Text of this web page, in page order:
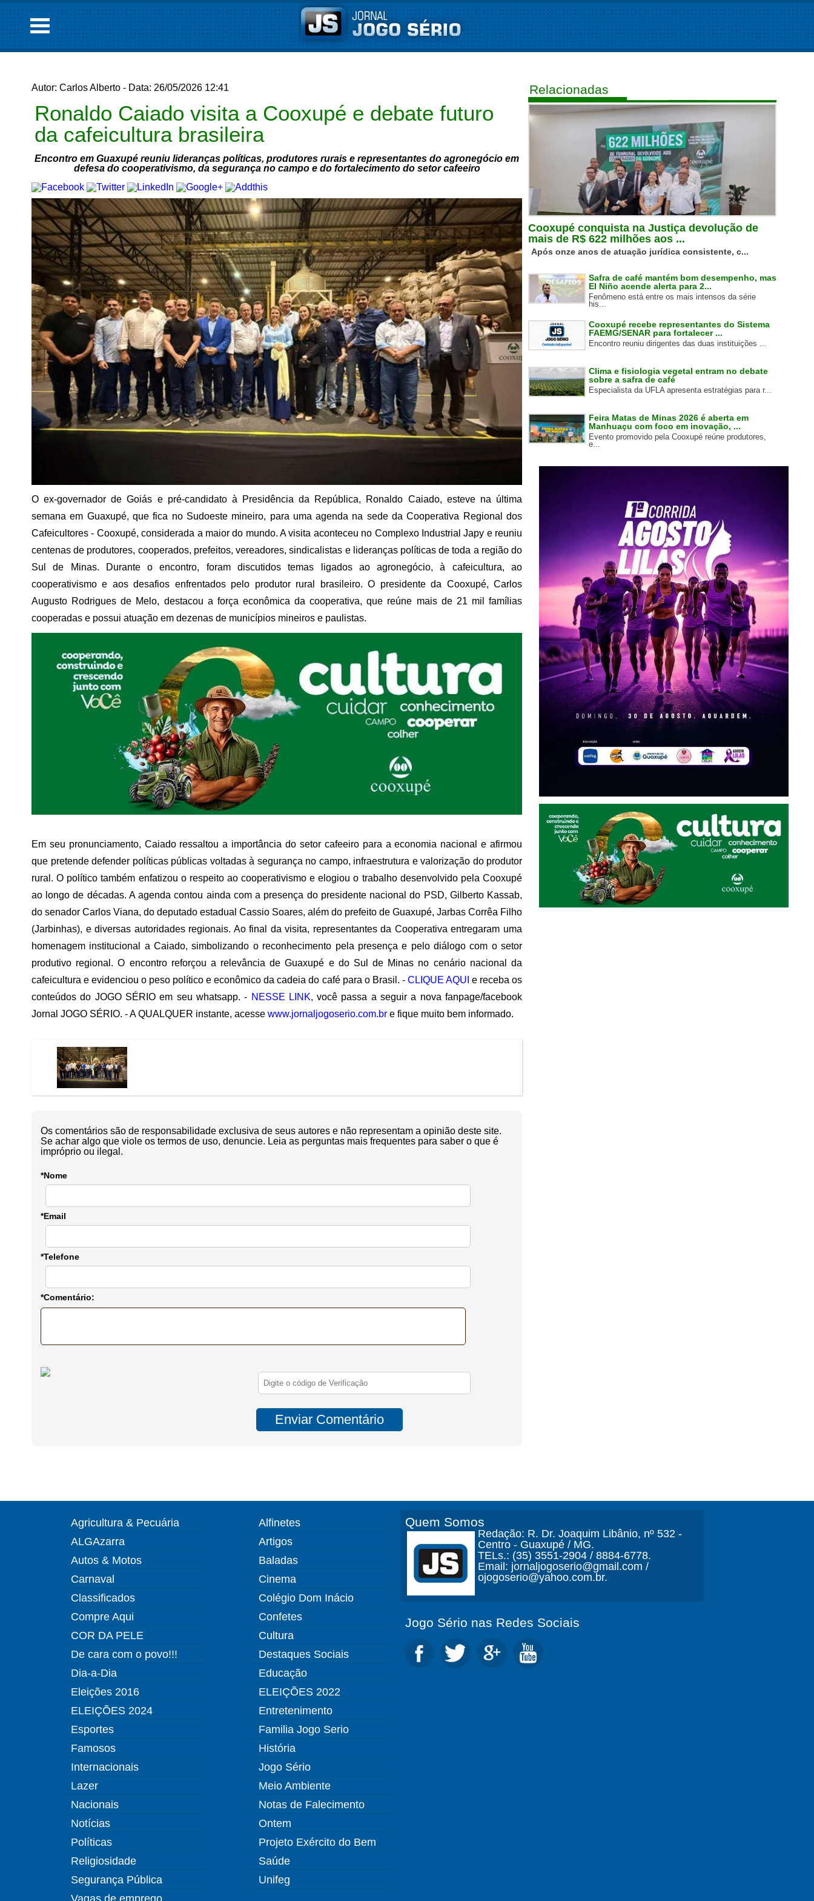
Autor: Carlos Alberto - Data: 26/05/2026 12:41
Ronaldo Caiado visita a Cooxupé e debate futuro
da cafeicultura brasileira
Encontro em Guaxupé reuniu lideranças políticas, produtores rurais e representantes do agronegócio em
defesa do cooperativismo, da segurança no campo e do fortalecimento do setor cafeeiro
O ex-governador de Goiás e pré-candidato à Presidência da República, Ronaldo Caiado, esteve na última
semana em Guaxupé, que fica no Sudoeste mineiro, para uma agenda na sede da Cooperativa Regional dos
Cafeicultores - Cooxupé, considerada a maior do mundo. A visita aconteceu no Complexo Industrial Japy e reuniu
centenas de produtores, cooperados, prefeitos, vereadores, sindicalistas e lideranças políticas de toda a região do
Sul de Minas. Durante o encontro, foram discutidos temas ligados ao agronegócio, à cafeicultura, ao
cooperativismo e aos desafios enfrentados pelo produtor rural brasileiro. O presidente da Cooxupé, Carlos
Augusto Rodrigues de Melo, destacou a força econômica da cooperativa, que reúne mais de 21 mil famílias
cooperadas e possui atuação em dezenas de municípios mineiros e paulistas.
Em seu pronunciamento, Caiado ressaltou a importância do setor cafeeiro para a economia nacional e afirmou
que pretende defender políticas públicas voltadas à segurança no campo, infraestrutura e valorização do produtor
rural. O político também enfatizou o respeito ao cooperativismo e elogiou o trabalho desenvolvido pela Cooxupé
ao longo de décadas. A agenda contou ainda com a presença do presidente nacional do PSD, Gilberto Kassab,
do senador Carlos Viana, do deputado estadual Cassio Soares, além do prefeito de Guaxupé, Jarbas Corrêa Filho
(Jarbinhas), e diversas autoridades regionais. Ao final da visita, representantes da Cooperativa entregaram uma
homenagem institucional a Caiado, simbolizando o reconhecimento pela presença e pelo diálogo com o setor
produtivo regional. O encontro reforçou a relevância de Guaxupé e do Sul de Minas no cenário nacional da
cafeicultura e evidenciou o peso político e econômico da cadeia do café para o Brasil. - CLIQUE AQUI e receba os
conteúdos do JOGO SÉRIO em seu whatsapp. - NESSE LINK, você passa a seguir a nova fanpage/facebook
Jornal JOGO SÉRIO. - A QUALQUER instante, acesse www.jornaljogoserio.com.br e fique muito bem informado.
Os comentários são de responsabilidade exclusiva de seus autores e não representam a opinião deste site.
Se achar algo que viole os termos de uso, denuncie. Leia as perguntas mais frequentes para saber o que é
impróprio ou ilegal.
*Nome
*Email
*Telefone
*Comentário:
Relacionadas
Cooxupé conquista na Justiça devolução de
mais de R$ 622 milhões aos ...
Após onze anos de atuação jurídica consistente, c...
Safra de café mantém bom desempenho, mas
El Niño acende alerta para 2...
Fenômeno está entre os mais intensos da série
his...
Cooxupé recebe representantes do Sistema
FAEMG/SENAR para fortalecer ...
Encontro reuniu dirigentes das duas instituições ...
Clima e fisiologia vegetal entram no debate
sobre a safra de café
Especialista da UFLA apresenta estratégias para r...
Feira Matas de Minas 2026 é aberta em
Manhuaçu com foco em inovação, ...
Evento promovido pela Cooxupé reúne produtores,
e...
Agricultura & Pecuária
ALGAzarra
Autos & Motos
Carnaval
Classificados
Compre Aqui
COR DA PELE
De cara com o povo!!!
Dia-a-Dia
Eleições 2016
ELEIÇÕES 2024
Esportes
Famosos
Internacionais
Lazer
Nacionais
Notícias
Políticas
Religiosidade
Segurança Pública
Vagas de emprego
Alfinetes
Artigos
Baladas
Cinema
Colégio Dom Inácio
Confetes
Cultura
Destaques Sociais
Educação
ELEIÇÕES 2022
Entretenimento
Familia Jogo Serio
História
Jogo Sério
Meio Ambiente
Notas de Falecimento
Ontem
Projeto Exército do Bem
Saúde
Unifeg
Quem Somos
Redação: R. Dr. Joaquim Libânio, nº 532 -
Centro - Guaxupé / MG.
TELs.: (35) 3551-2904 / 8884-6778.
Email: jornaljogoserio@gmail.com /
ojogoserio@yahoo.com.br.
Jogo Sério nas Redes Sociais